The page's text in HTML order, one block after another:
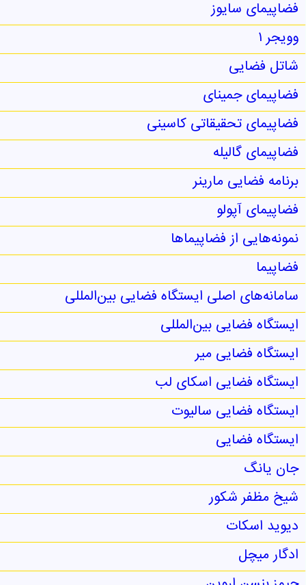
فضاپیمای سایوز
وویجر ۱
شاتل فضایی
فضاپیمای جمینای
فضاپیمای تحقیقاتی کاسینی
فضاپیمای گالیله
برنامه فضایی مارینر
فضاپیمای آپولو
نمونه‌هایی از فضاپیماها
فضاپیما
سامانه‌های اصلی ایستگاه فضایی بین‌المللی
ایستگاه فضایی بین‌المللی
ایستگاه فضایی میر
ایستگاه فضایی اسکای لب
ایستگاه فضایی سالیوت
ایستگاه فضایی
جان یانگ
شیخ مظفر شکور
دیوید اسکات
ادگار میچل